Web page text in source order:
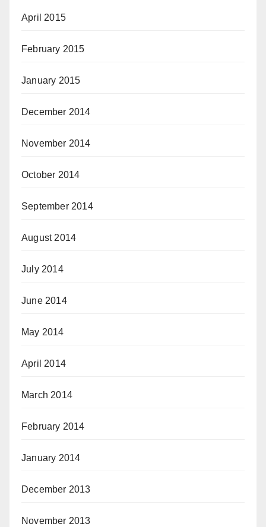
April 2015
February 2015
January 2015
December 2014
November 2014
October 2014
September 2014
August 2014
July 2014
June 2014
May 2014
April 2014
March 2014
February 2014
January 2014
December 2013
November 2013